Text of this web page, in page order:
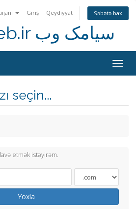
Giriş Qeydiyyat Səbətə bax
siamakweb.ir سیامک وب
seçin...
etmək istəyirəm.
Yoxla